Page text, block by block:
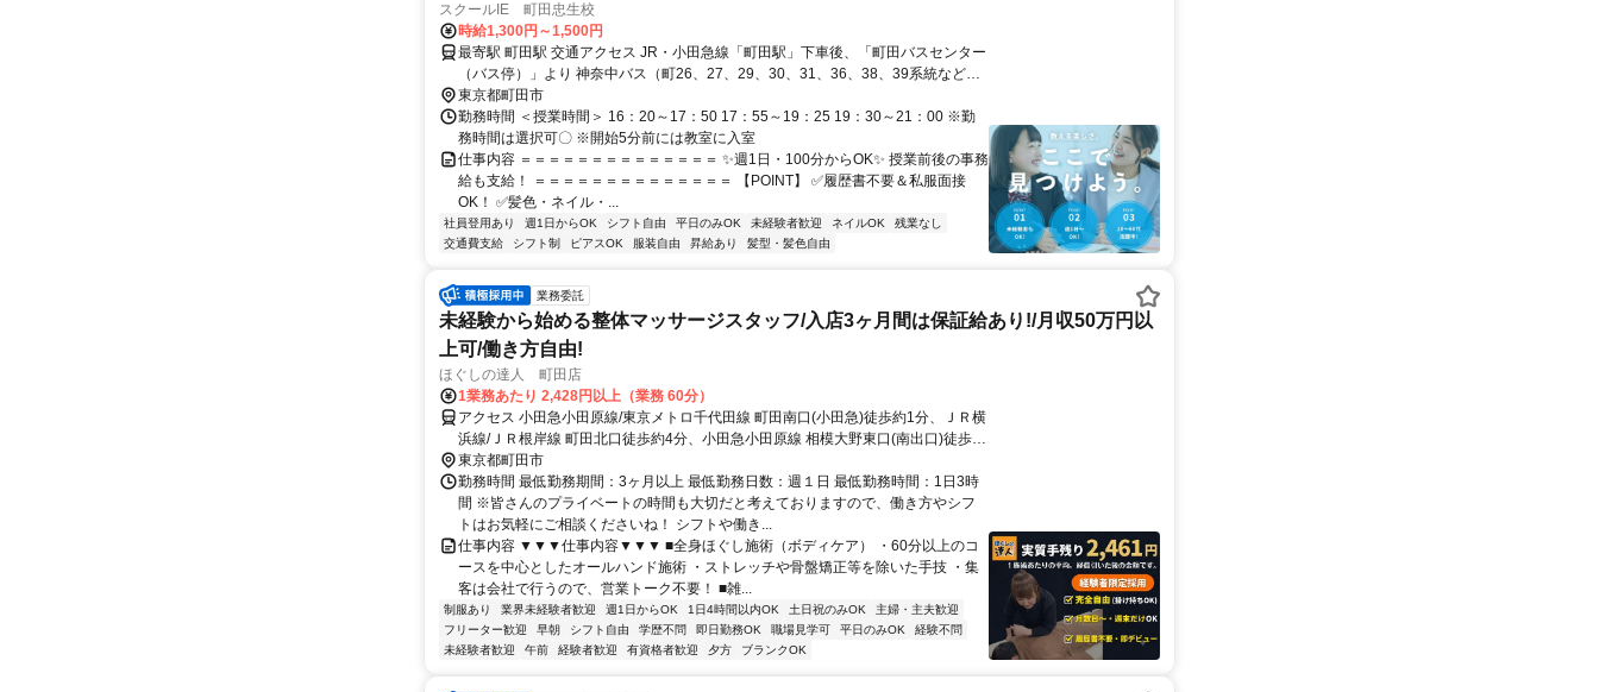
スクールIE 町田忠生校
時給1,300円～1,500円
最寄駅 町田駅 交通アクセス JR・小田急線「町田駅」下車後、「町田バスセンター
（バス停）」より 神奈中バス（町26、27、29、30、31、36、38、39系統など）
に乗車。 「下根岸（バス停）」より徒歩3分。根岸交差点に面しております。 淵野
辺駅、橋本駅からも「町田バスセンター」行バスに乗ることも可能です。 ＊転勤
なし ＊バイク通勤OK ＊交通費支給（1000円上限）
東京都町田市
勤務時間 ＜授業時間＞ 16：20～17：50 17：55～19：25 19：30～21：00 ※勤
務時間は選択可〇 ※開始5分前には教室に入室
仕事内容 ＝＝＝＝＝＝＝＝＝＝＝＝＝＝ ✨週1日・100分からOK✨ 授業前後の事務
給も支給！ ＝＝＝＝＝＝＝＝＝＝＝＝＝＝ 【POINT】 ✅履歴書不要＆私服面接
OK！ ✅髪色・ネイル・...
社員登用あり 週1日からOK シフト自由 平日のみOK 未経験者歓迎 ネイルOK
残業なし
交通費支給
シフト制 ピアスOK 服装自由 昇給あり 髪型・髪色自由
業務委託
未経験から始める整体マッサージスタッフ/入店3ヶ月間は保証給あり!/月収50万円以
上可/働き方自由!
ほぐしの達人 町田店
1業務あたり 2,428円以上（業務 60分）
アクセス 小田急小田原線/東京メトロ千代田線 町田南口(小田急)徒歩約1分、ＪＲ横
浜線/ＪＲ根岸線 町田北口徒歩約4分、小田急小田原線 相模大野東口(南出口)徒歩約
26分 町田駅南口徒歩1分
東京都町田市
勤務時間 最低勤務期間：3ヶ月以上 最低勤務日数：週１日 最低勤務時間：1日3時
間 ※皆さんのプライベートの時間も大切だと考えておりますので、働き方やシフ
トはお気軽にご相談くださいね！ シフトや働き...
仕事内容 ▼▼▼仕事内容▼▼▼ ■全身ほぐし施術（ボディケア） ・60分以上のコ
ースを中心としたオールハンド施術 ・ストレッチや骨盤矯正等を除いた手技 ・集
客は会社で行うので、営業トーク不要！ ■雑...
制服あり 業界未経験者歓迎 週1日からOK 1日4時間以内OK 土日祝のみOK
主婦・主夫歓迎
フリーター歓迎
早朝 シフト自由 学歴不問 即日勤務OK 職場見学可 平日のみOK
経験不問
未経験者歓迎
午前 経験者歓迎 有資格者歓迎 夕方 ブランクOK